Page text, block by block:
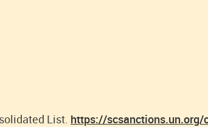
List. https://scsanctions.un.org/